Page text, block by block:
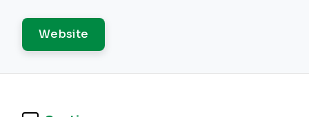
Website